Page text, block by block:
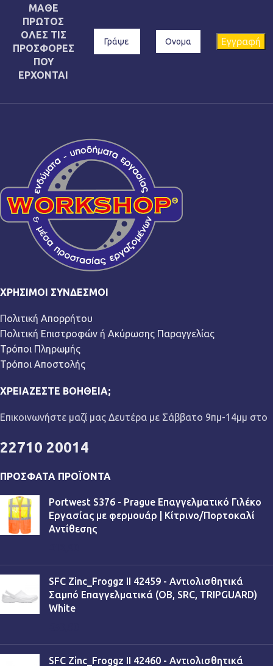
ΜΑΘΕ
ΠΡΩΤΟΣ
ΟΛΕΣ ΤΙΣ
ΠΡΟΣΦΟΡΕΣ
ΠΟΥ
ΕΡΧΟΝΤΑΙ
ΧΡΉΣΙΜΟΙ ΣΎΝΔΕΣΜΟΙ
Πολιτική Απορρήτου
Πολιτική Επιστροφών ή Ακύρωσης Παραγγελίας
Τρόποι Πληρωμής
Τρόποι Αποστολής
ΧΡΕΙΆΖΕΣΤΕ ΒΟΉΘΕΙΑ;
Επικοινωνήστε μαζί μας Δευτέρα με Σάββατο 9πμ-14μμ στο
22710 20014
ΠΡΌΣΦΑΤΑ ΠΡΟΪΌΝΤΑ
Portwest S376 - Prague Επαγγελματικό Γιλέκο
Εργασίας με φερμουάρ | Κίτρινο/Πορτοκαλί
Αντίθεσης
SFC Zinc_Froggz II 42459 - Αντιολισθητικά
Σαμπό Επαγγελματικά (OB, SRC, TRIPGUARD)
White
SFC Zinc_Froggz II 42460 - Αντιολισθητικά